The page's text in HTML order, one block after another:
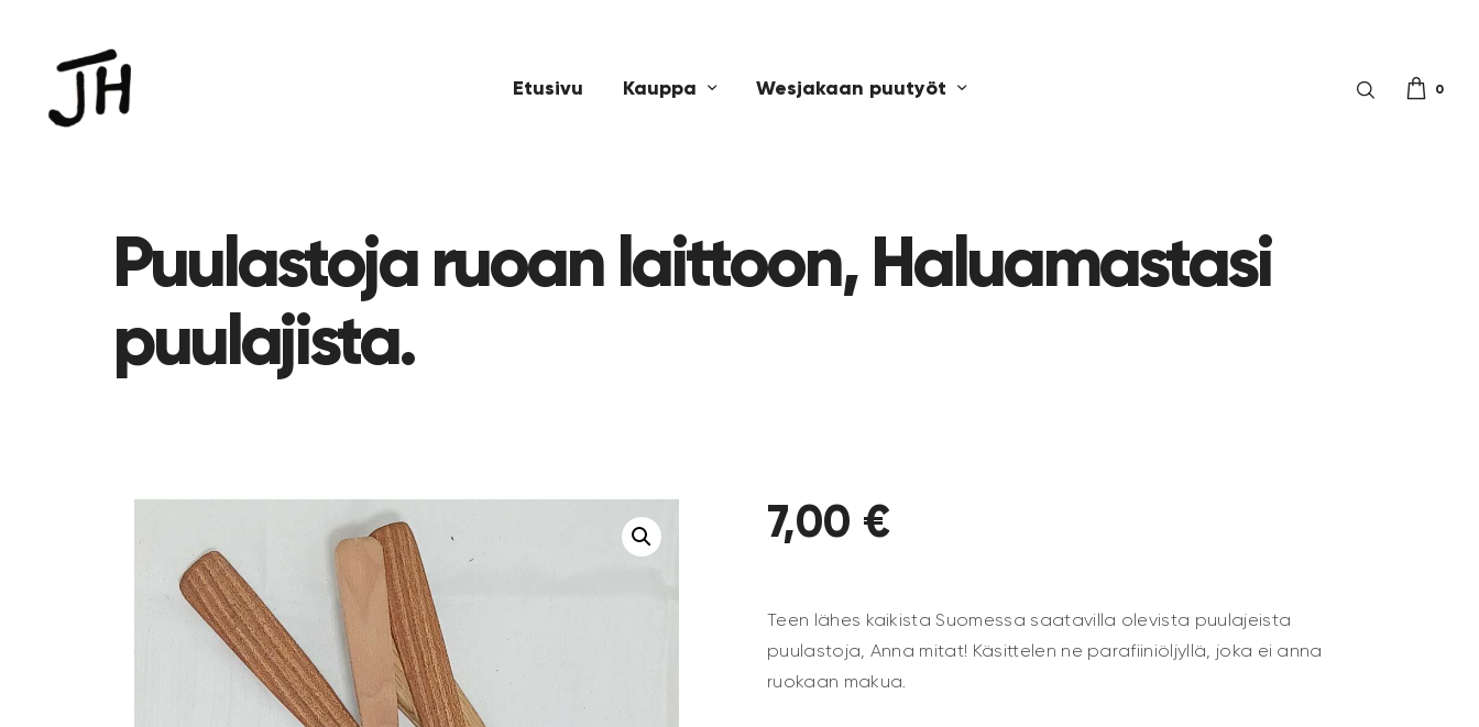
Etusivu Kauppa Wesjakaan puutyöt 0
Puulastoja ruoan laittoon, Haluamastasi
puulajista.
7,00 €
Teen lähes kaikista Suomessa saatavilla olevista puulajeista
puulastoja, Anna mitat! Käsittelen ne parafiiniöljyllä, joka ei anna
ruokaan makua.